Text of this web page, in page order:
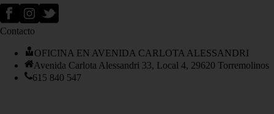
Contacto
OFICINA EN AVENIDA CARLOTA ALESSANDRI
Avenida Carlota Alessandri 33, Local 4, 29620 Torremolinos
615 840 547